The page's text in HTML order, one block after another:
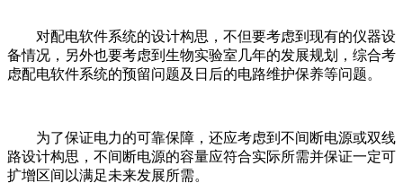
对配电软件系统的设计构思，不但要考虑到现有的仪器设
备情况，另外也要考虑到生物实验室几年的发展规划，综合考
虑配电软件系统的预留问题及日后的电路维护保养等问题。
为了保证电力的可靠保障，还应考虑到不间断电源或双线
路设计构思，不间断电源的容量应符合实际所需并保证一定可
扩增区间以满足未来发展所需。